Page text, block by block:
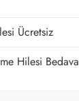
Ücretsiz
Hilesi Bedava